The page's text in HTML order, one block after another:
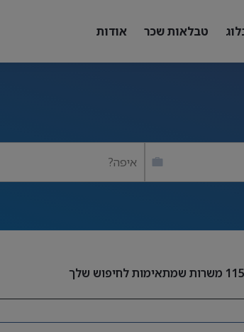
טבלאות שכר אודות
איפה?
משרות שמתאימות לחיפוש שלך